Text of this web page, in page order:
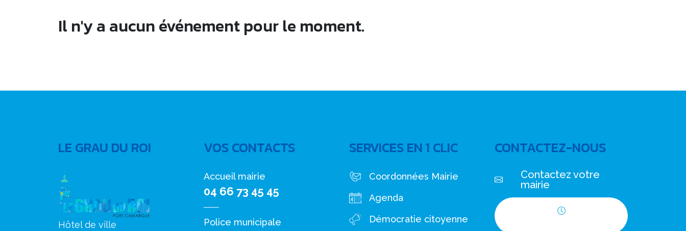
Il n'y a aucun événement pour le moment.
LE GRAU DU ROI
Hôtel de ville
VOS CONTACTS
Accueil mairie
04 66 73 45 45
Police municipale
SERVICES EN 1 CLIC
Coordonnées Mairie
Agenda
Démocratie citoyenne
CONTACTEZ-NOUS
Contactez votre
mairie